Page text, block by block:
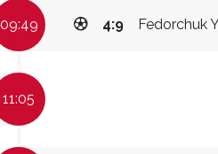
09:49 Fedorchuk
4:9
11:05